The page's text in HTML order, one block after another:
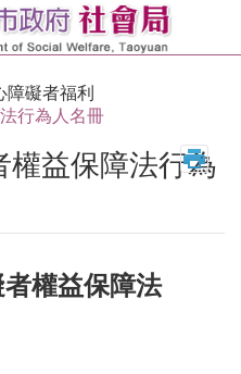
障礙者福利
行為人名冊
權益保障法行為
權益保障法